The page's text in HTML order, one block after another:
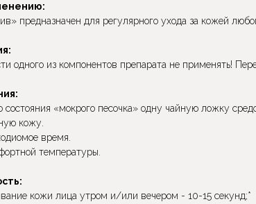
предназначен для регулярного ухода за кожей
одного из компонентов препарата не применять!
состояния «мокрого песочка» одну чайную ложку
кожу.
время.
температуры.
кожи лица утром и/или вечером - 10-15 секунд;*